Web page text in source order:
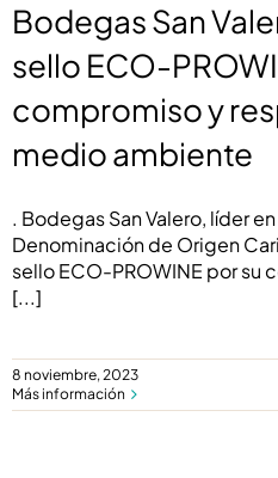
Bodegas San
sello ECO-
compromiso y
medio ambiente
. Bodegas San Valero, líder
Denominación de Origen
sello ECO-PROWINE por su
[...]
8 noviembre, 2023
Más información